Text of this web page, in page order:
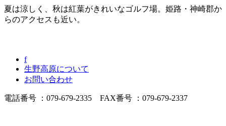
夏は涼しく、秋は紅葉がきれいなゴルフ場。姫路・神崎郡か
らのアクセスも近い。
f
生野高原について
お問い合わせ
電話番号 ：079-679-2335 FAX番号 ：079-679-2337